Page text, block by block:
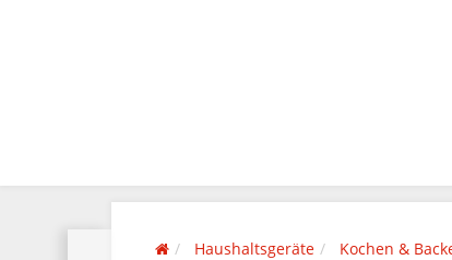
Haushaltsgeräte Kochen &